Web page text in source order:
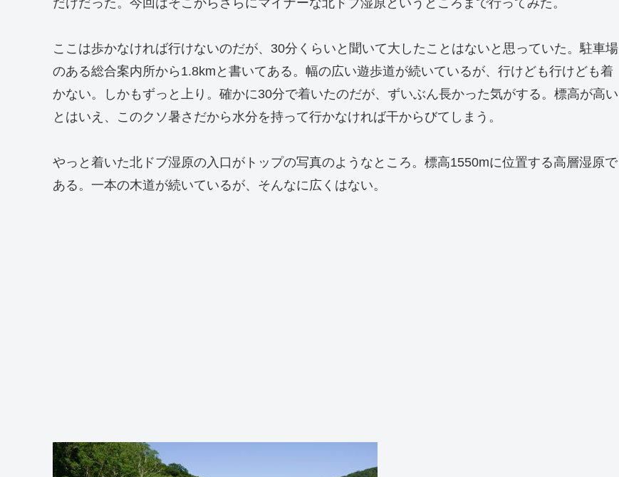
ここは歩かなければ行けないのだが、30分くらいと聞いて大したことはないと思っていた。駐車場
のある総合案内所から1.8kmと書いてある。幅の広い遊歩道が続いているが、行けども行けども着
かない。しかもずっと上り。確かに30分で着いたのだが、ずいぶん長かった気がする。標高が高い
とはいえ、このクソ暑さだから水分を持って行かなければ干からびてしまう。
やっと着いた北ドブ湿原の入口がトップの写真のようなところ。標高1550mに位置する高層湿原で
ある。一本の木道が続いているが、そんなに広くはない。